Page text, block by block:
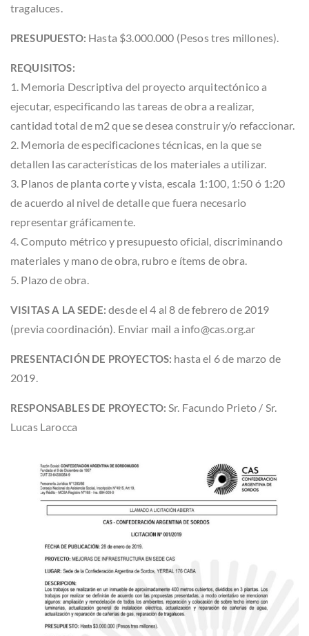
tragaluces.
PRESUPUESTO: Hasta $3.000.000 (Pesos tres millones).
REQUISITOS:
1. Memoria Descriptiva del proyecto arquitectónico a
ejecutar, especificando las tareas de obra a realizar,
cantidad total de m2 que se desea construir y/o refaccionar.
2. Memoria de especificaciones técnicas, en la que se
detallen las características de los materiales a utilizar.
3. Planos de planta corte y vista, escala 1:100, 1:50 ó 1:20
de acuerdo al nivel de detalle que fuera necesario
representar gráficamente.
4. Computo métrico y presupuesto oficial, discriminando
materiales y mano de obra, rubro e ítems de obra.
5. Plazo de obra.
VISITAS A LA SEDE: desde el 4 al 8 de febrero de 2019
(previa coordinación). Enviar mail a info@cas.org.ar
PRESENTACIÓN DE PROYECTOS: hasta el 6 de marzo de
2019.
RESPONSABLES DE PROYECTO: Sr. Facundo Prieto / Sr.
Lucas Larocca